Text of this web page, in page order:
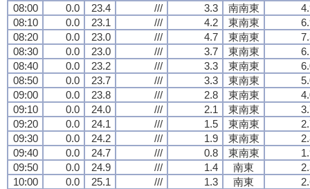
08:00
0.0 23.4 /// 3.3 南南東
08:10
0.0 23.1 /// 4.2 東南東
08:20
0.0 23.0 /// 4.7 東南東
08:30
0.0 23.0 /// 3.7 東南東
08:40
0.0 23.2 /// 3.3 東南東
08:50
0.0 23.7 /// 3.3 東南東
09:00
0.0 23.8 /// 2.8 東南東
09:10
0.0 24.0 /// 2.1 東南東
09:20
0.0 24.1 /// 1.5 東南東
09:30
0.0 24.2 /// 1.9 東南東
09:40
0.0 24.7 /// 0.8 東南東
09:50
0.0 24.9 /// 1.4 南東
10:00
0.0 25.1 /// 1.3 南東